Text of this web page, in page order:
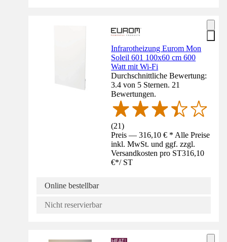
Infrarotheizung Eurom Mon
Soleil 601 100x60 cm 600
Watt mit Wi-Fi
Durchschnittliche Bewertung:
3.4 von 5 Sternen. 21
Bewertungen.
(21)
Preis — 316,10 € * Alle Preise
inkl. MwSt. und ggf. zzgl.
Versandkosten pro ST316,10
€*/ ST
Online bestellbar
Nicht reservierbar